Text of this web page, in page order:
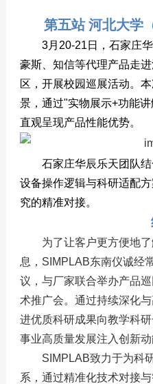
第五站 河北大学
3月20-21日，石家庄
豪斯、知信等代理产品走
区，开展校园巡展活动。
景，通过"实物展示+功能
直观呈现产品性能优势。
石家庄华辰乐天团队
设备操作逻辑与科研适配
究的精准对接。
为了让客户更方便地
息，SIMPLAB东南仪诚经
议，与厂家联合举办产品
术推广会。通过持续深化
进优质科研成果向教学科
事业高质量发展注入创新动
SIMPLAB致力于为科
系，通过精准化技术对接